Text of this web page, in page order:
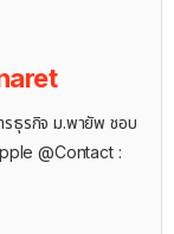
รธุรกิจ ม.พายัพ ชอบ
@Contact :